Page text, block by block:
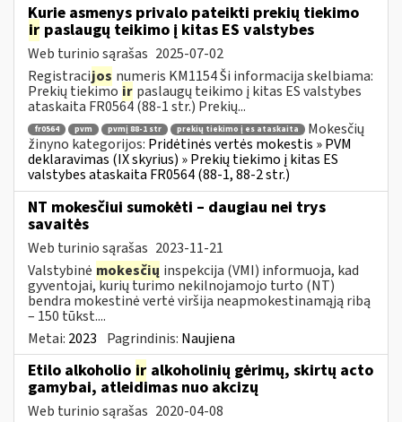
Kurie asmenys privalo pateikti prekių tiekimo
ir paslaugų teikimo į kitas ES valstybes
Web turinio sąrašas 2025-07-02
Registracijos numeris KM1154 Ši informacija skelbiama:
Prekių tiekimo ir paslaugų teikimo į kitas ES valstybes
ataskaita FR0564 (88-1 str.) Prekių...
fr0564 pvm pvmį 88-1 str prekių tiekimo į es ataskaita
Mokesčių
žinyno kategorijos: Pridėtinės vertės mokestis » PVM
deklaravimas (IX skyrius) » Prekių tiekimo į kitas ES
valstybes ataskaita FR0564 (88-1, 88-2 str.)
NT mokesčiui sumokėti – daugiau nei trys
savaitės
Web turinio sąrašas 2023-11-21
Valstybinė mokesčių inspekcija (VMI) informuoja, kad
gyventojai, kurių turimo nekilnojamojo turto (NT)
bendra mokestinė vertė viršija neapmokestinamąją ribą
– 150 tūkst....
Metai: 2023 Pagrindinis: Naujiena
Etilo alkoholio ir alkoholinių gėrimų, skirtų acto
gamybai, atleidimas nuo akcizų
Web turinio sąrašas 2020-04-08